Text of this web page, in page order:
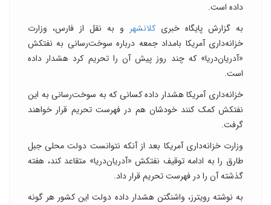
داده است.
به گزارش پایگاه خبری کلانشهر و به نقل از فارس، وزارت
خزانه‌داری آمریکا بامداد جمعه درباره سوخت‌رسانی به نفتکش
«آدریان‌دریا» که چند روز پیش آن را تحریم کرد هشدار داده
است.
خزانه‌داری آمریکا هشدار داده کسانی که به سوخت‌رسانی به این
نفتکش کمک کنند خودشان هم در فهرست تحریم قرار خواهند
گرفت.
وزارت خزانه‌داری آمریکا بعد از آنکه نتوانست دولت محلی جبل
طارق را به ادامه توقیف نفتکش «آدریان‌دریا» متقاعد کند، هفته
گذشته آن را در فهرست تحریم قرار داد.
به نوشته رویترز، واشنگتن هشدار داده دولت این کشور هر گونه